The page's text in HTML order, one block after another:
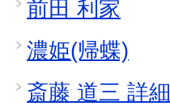
前田 利家
濃姫(帰蝶)
斎藤 道三 詳細